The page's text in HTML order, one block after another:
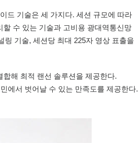
드 기술은 세 가지다. 세션 규모에 따라
수 있는 기술과 고비용 광대역통신망
링 기술, 세션당 최대 225자 영상 표출을
해 최적 랜선 솔루션을 제공한다.
에서 벗어날 수 있는 만족도를 제공한다.